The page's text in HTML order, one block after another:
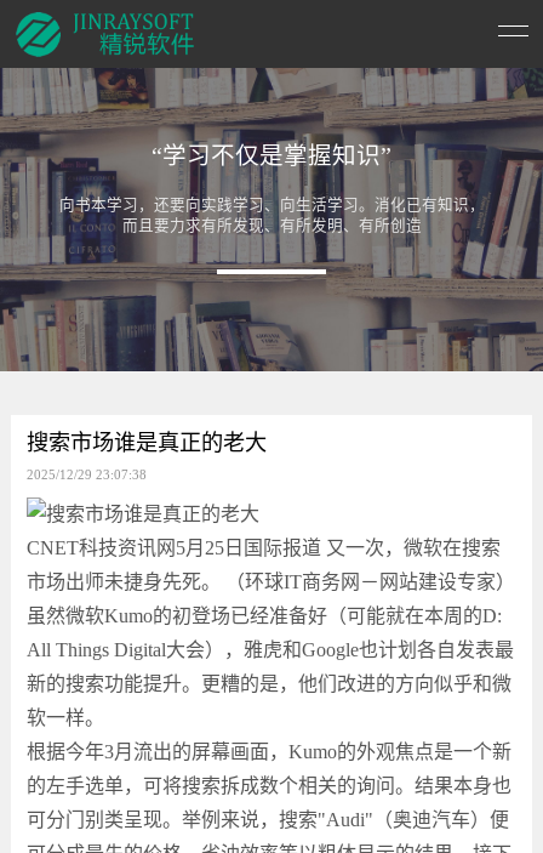
“学习不仅是掌握知识”
向书本学习，还要向实践学习、向生活学习。消化已有知识，
而且要力求有所发现、有所发明、有所创造
搜索市场谁是真正的老大
2025/12/29 23:07:38
CNET科技资讯网5月25日国际报道 又一次，微软在搜索
市场出师未捷身先死。 （环球IT商务网－网站建设专家）
虽然微软Kumo的初登场已经准备好（可能就在本周的D:
All Things Digital大会），雅虎和Google也计划各自发表最
新的搜索功能提升。更糟的是，他们改进的方向似乎和微
软一样。
根据今年3月流出的屏幕画面，Kumo的外观焦点是一个新
的左手选单，可将搜索拆成数个相关的询问。结果本身也
可分门别类呈现。举例来说，搜索"Audi"（奥迪汽车）便